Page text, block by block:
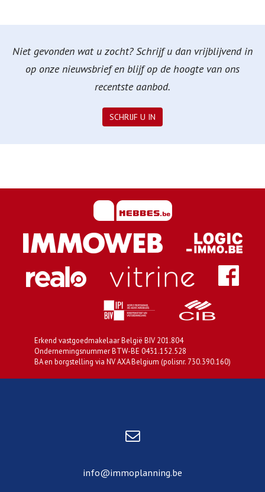
Niet gevonden wat u zocht? Schrijf u dan vrijblijvend in
op onze nieuwsbrief en blijf op de hoogte van ons
recentste aanbod.
SCHRIJF U IN
Erkend vastgoedmakelaar België BIV 201.804
Ondernemingsnummer BTW-BE 0431.152.528
BA en borgstelling via NV AXA Belgium (polisnr. 730.390.160)
info@immoplanning.be